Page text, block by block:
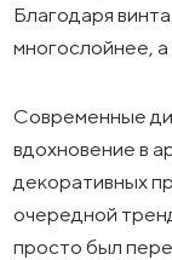
Благодаря
многослойнее,
Современные
вдохновение в
декоративных
очередной
просто был